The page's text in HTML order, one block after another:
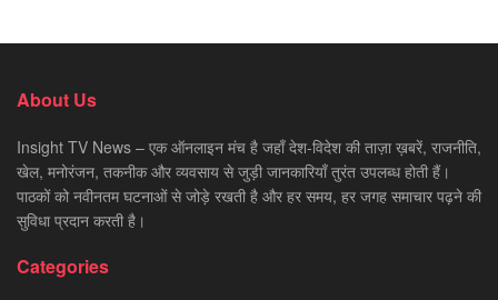
About Us
Insight TV News – एक ऑनलाइन मंच है जहाँ देश-विदेश की ताज़ा ख़बरें, राजनीति,
खेल, मनोरंजन, तकनीक और व्यवसाय से जुड़ी जानकारियाँ तुरंत उपलब्ध होती हैं।
पाठकों को नवीनतम घटनाओं से जोड़े रखती है और हर समय, हर जगह समाचार पढ़ने की
सुविधा प्रदान करती है।
Categories